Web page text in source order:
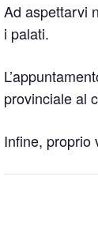
Ad aspettarvi
i palati.
provinciale al
Infine, proprio